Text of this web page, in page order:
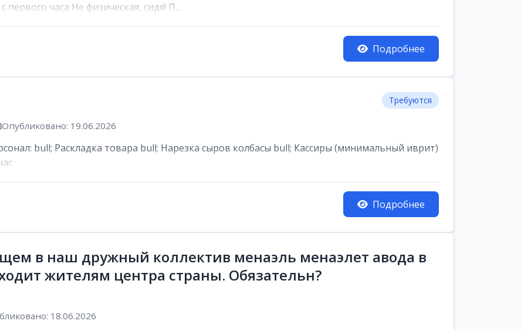
первого часа Не физическая, сидя! П...
Подробнее
Требуются
Опубликовано: 19.06.2026
bull; Раскладка товара bull; Нарезка сыров колбасы bull; Кассиры (минимальный иврит)
Подробнее
в наш дружный коллектив менаэль менаэлет авода в
жителям центра страны. Обязательн?
18.06.2026